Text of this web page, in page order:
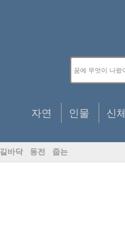
자연 인물 신체
길바닥 동전 줍는